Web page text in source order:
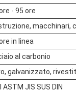
- 95 ore
macchinari,
in linea
al carbonio
galvanizzato,
ASTM JIS SUS DIN